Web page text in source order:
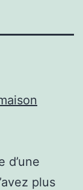
d’une
plus